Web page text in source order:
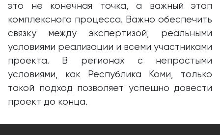
это не конечная точка, а важный этап
комплексного процесса. Важно обеспечить
связку между экспертизой, реальными
условиями реализации и всеми участниками
проекта. В регионах с непростыми
условиями, как Республика Коми, только
такой подход позволяет успешно довести
проект до конца.